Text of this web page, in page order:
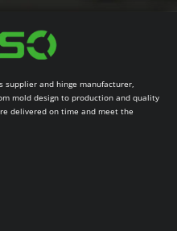
supplier and hinge manufacturer,
mold design to production and quality
delivered on time and meet the